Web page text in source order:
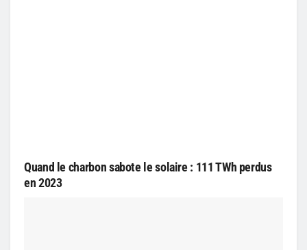
Quand le charbon sabote le solaire : 111 TWh perdus
en 2023